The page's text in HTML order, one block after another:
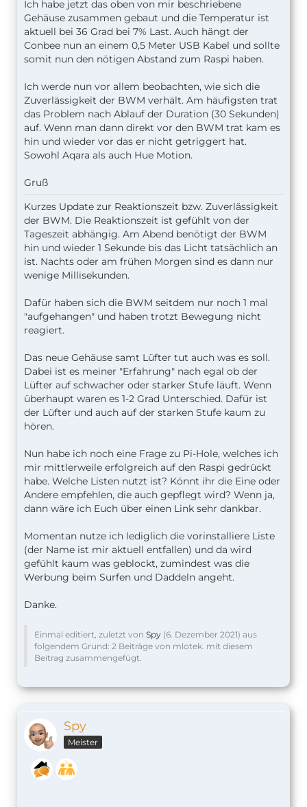
Ich habe jetzt das oben von mir beschriebene
Gehäuse zusammen gebaut und die Temperatur ist
aktuell bei 36 Grad bei 7% Last. Auch hängt der
Conbee nun an einem 0,5 Meter USB Kabel und sollte
somit nun den nötigen Abstand zum Raspi haben.
Ich werde nun vor allem beobachten, wie sich die
Zuverlässigkeit der BWM verhält. Am häufigsten trat
das Problem nach Ablauf der Duration (30 Sekunden)
auf. Wenn man dann direkt vor den BWM trat kam es
hin und wieder vor das er nicht getriggert hat.
Sowohl Aqara als auch Hue Motion.
Gruß
Kurzes Update zur Reaktionszeit bzw. Zuverlässigkeit
der BWM. Die Reaktionszeit ist gefühlt von der
Tageszeit abhängig. Am Abend benötigt der BWM
hin und wieder 1 Sekunde bis das Licht tatsächlich an
ist. Nachts oder am frühen Morgen sind es dann nur
wenige Millisekunden.
Dafür haben sich die BWM seitdem nur noch 1 mal
"aufgehangen" und haben trotzt Bewegung nicht
reagiert.
Das neue Gehäuse samt Lüfter tut auch was es soll.
Dabei ist es meiner "Erfahrung" nach egal ob der
Lüfter auf schwacher oder starker Stufe läuft. Wenn
überhaupt waren es 1-2 Grad Unterschied. Dafür ist
der Lüfter und auch auf der starken Stufe kaum zu
hören.
Nun habe ich noch eine Frage zu Pi-Hole, welches ich
mir mittlerweile erfolgreich auf den Raspi gedrückt
habe. Welche Listen nutzt ist? Könnt ihr die Eine oder
Andere empfehlen, die auch gepflegt wird? Wenn ja,
dann wäre ich Euch über einen Link sehr dankbar.
Momentan nutze ich lediglich die vorinstalliere Liste
(der Name ist mir aktuell entfallen) und da wird
gefühlt kaum was geblockt, zumindest was die
Werbung beim Surfen und Daddeln angeht.
Danke.
Einmal editiert, zuletzt von Spy (6. Dezember 2021) aus
folgendem Grund: 2 Beiträge von mlotek. mit diesem
Beitrag zusammengefügt.
Spy
Meister